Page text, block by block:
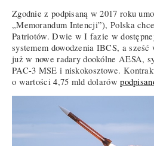
Zgodnie z podpisaną w 2017 roku
„Memorandum Intencji”), Polska
Patriotów. Dwie w I fazie w
systemem dowodzenia IBCS, a
już w nowe radary dookólne AESA,
PAC-3 MSE i niskokosztowe.
o wartości 4,75 mld dolarów